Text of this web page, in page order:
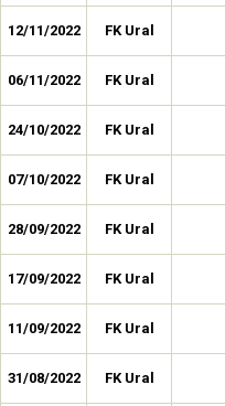
12/11/2022 FK Ural
06/11/2022 FK Ural
24/10/2022 FK Ural
07/10/2022 FK Ural
28/09/2022 FK Ural
17/09/2022 FK Ural
11/09/2022 FK Ural
31/08/2022 FK Ural